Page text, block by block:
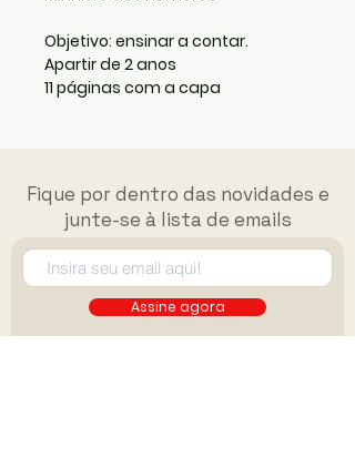
Objetivo: ensinar a contar.
Apartir de 2 anos
11 páginas com a capa
Fique por dentro das novidades e
junte-se à lista de emails
Assine agora